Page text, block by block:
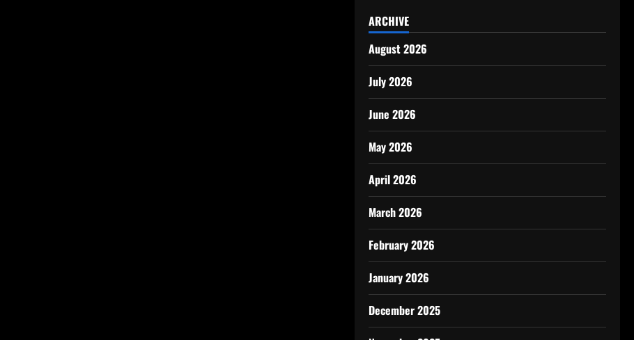
ARCHIVE
August 2026
July 2026
June 2026
May 2026
April 2026
March 2026
February 2026
January 2026
December 2025